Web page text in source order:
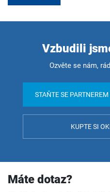
Vzbudili
Ozvěte se nám,
STAŇTE SE
KUPTE SI
Máte dotaz?